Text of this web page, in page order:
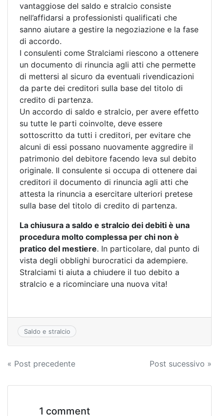
vantaggiose del saldo e stralcio consiste
nell’affidarsi a professionisti qualificati che
sanno aiutare a gestire la negoziazione e la fase
di accordo.
I consulenti come Stralciami riescono a ottenere
un documento di rinuncia agli atti che permette
di mettersi al sicuro da eventuali rivendicazioni
da parte dei creditori sulla base del titolo di
credito di partenza.
Un accordo di saldo e stralcio, per avere effetto
su tutte le parti coinvolte, deve essere
sottoscritto da tutti i creditori, per evitare che
alcuni di essi possano nuovamente aggredire il
patrimonio del debitore facendo leva sul debito
originale. Il consulente si occupa di ottenere dai
creditori il documento di rinuncia agli atti che
attesta la rinuncia a esercitare ulteriori pretese
sulla base del titolo di credito di partenza.
La chiusura a saldo e stralcio dei debiti è una
procedura molto complessa per chi non è
pratico del mestiere. In particolare, dal punto di
vista degli obblighi burocratici da adempiere.
Stralciami ti aiuta a chiudere il tuo debito a
stralcio e a ricominciare una nuova vita!
Saldo e stralcio
Navigazione
articoli
« Post precedente Post sucessivo »
1 comment